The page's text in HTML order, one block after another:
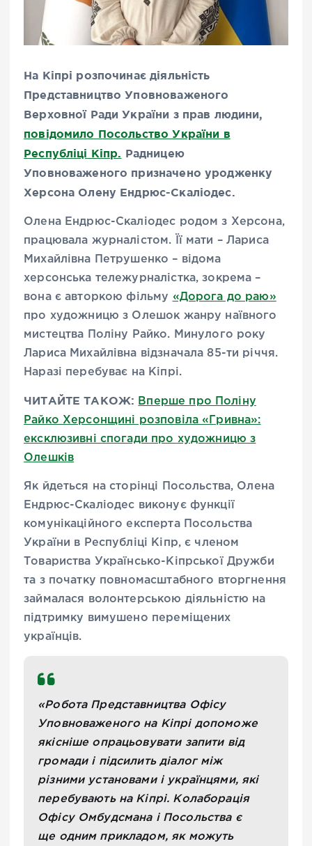
На Кіпрі розпочинає діяльність
Представництво Уповноваженого
Верховної Ради України з прав людини,
повідомило Посольство України в
Республіці Кіпр. Радницею
Уповноваженого призначено уродженку
Херсона Олену Ендрюс-Скаліодес.
Олена Ендрюс-Скаліодес родом з Херсона,
працювала журналістом. Її мати – Лариса
Михайлівна Петрушенко – відома
херсонська тележурналістка, зокрема –
вона є авторкою фільму «Дорога до раю»
про художницю з Олешок жанру наївного
мистецтва Поліну Райко. Минулого року
Лариса Михайлівна відзначала 85-ти річчя.
Наразі перебуває на Кіпрі.
ЧИТАЙТЕ ТАКОЖ: Вперше про Поліну
Райко Херсонщині розповіла «Гривна»:
ексклюзивні спогади про художницю з
Олешків
Як йдеться на сторінці Посольства, Олена
Ендрюс-Скаліодес виконує функції
комунікаційного експерта Посольства
України в Республіці Кіпр, є членом
Товариства Українсько-Кіпрської Дружби
та з початку повномасштабного вторгнення
займалася волонтерською діяльністю на
підтримку вимушено переміщених
українців.
«Робота Представництва Офісу
Уповноваженого на Кіпрі допоможе
якісніше опрацьовувати запити від
громади і підсилить діалог між
різними установами і українцями, які
перебувають на Кіпрі. Колаборація
Офісу Омбудсмана і Посольства є
ще одним прикладом, як можуть